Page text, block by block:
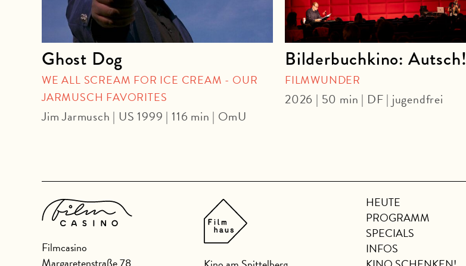
Ghost Dog
WE ALL SCREAM FOR ICE CREAM - OUR
JARMUSCH FAVORITES
Jim Jarmusch | US 1999 | 116 min | OmU
Bilderbuchkino: Autsch!
FILMWUNDER
2026 | 50 min | DF | jugendfrei
Filmcasino
HEUTE
PROGRAMM
SPECIALS
INFOS